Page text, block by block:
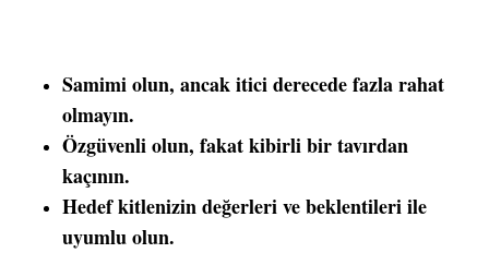
Samimi olun, ancak itici derecede fazla rahat
olmayın.
Özgüvenli olun, fakat kibirli bir tavırdan
kaçının.
Hedef kitlenizin değerleri ve beklentileri ile
uyumlu olun.